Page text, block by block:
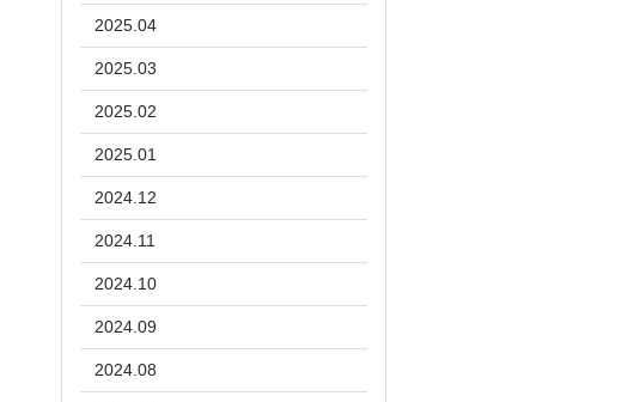
2025.04
2025.03
2025.02
2025.01
2024.12
2024.11
2024.10
2024.09
2024.08